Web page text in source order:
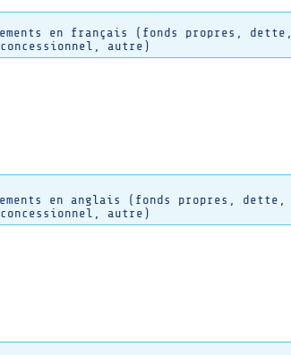
en français (fonds propres, dette,
autre)
en anglais (fonds propres, dette,
autre)